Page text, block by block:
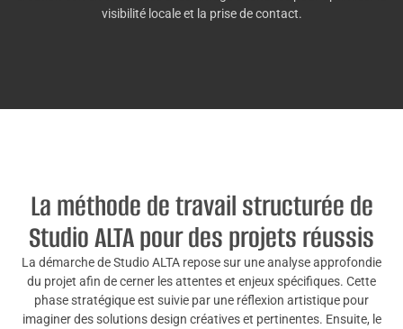
visibilité locale et la prise de contact.
La méthode de travail structurée de
Studio ALTA pour des projets réussis
La démarche de Studio ALTA repose sur une analyse approfondie
du projet afin de cerner les attentes et enjeux spécifiques. Cette
phase stratégique est suivie par une réflexion artistique pour
imaginer des solutions design créatives et pertinentes. Ensuite, le